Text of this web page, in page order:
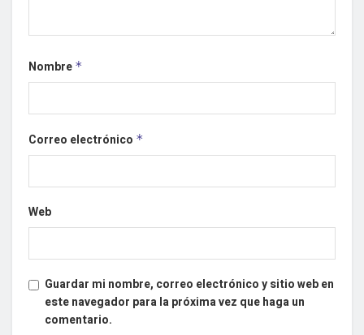
Nombre *
Correo electrónico *
Web
Guardar mi nombre, correo electrónico y sitio web en
este navegador para la próxima vez que haga un
comentario.